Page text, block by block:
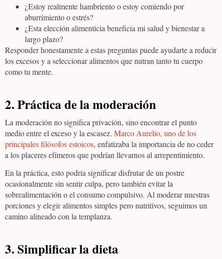
¿Estoy realmente hambriento o estoy comiendo por
aburrimiento o estrés?
¿Esta elección alimenticia beneficia mi salud y bienestar a
largo plazo?
Responder honestamente a estas preguntas puede ayudarte a reducir
los excesos y a seleccionar alimentos que nutran tanto tu cuerpo
como tu mente.
2.Práctica de la moderación
La moderación no significa privación, sino encontrar el punto
medio entre el exceso y la escasez. Marco Aurelio, uno de los
principales filósofos estoicos, enfatizaba la importancia de no ceder
a los placeres efímeros que podrían llevarnos al arrepentimiento.
En la práctica, esto podría significar disfrutar de un postre
ocasionalmente sin sentir culpa, pero también evitar la
sobrealimentación o el consumo compulsivo. Al moderar nuestras
porciones y elegir alimentos simples pero nutritivos, seguimos un
camino alineado con la templanza.
3.Simplificar la dieta